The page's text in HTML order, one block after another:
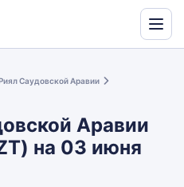
Translate
Саудовской Аравии
Аравии
на 03 июня